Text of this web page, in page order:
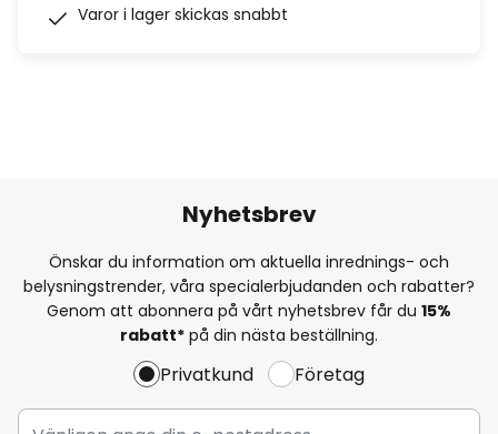
Varor i lager skickas snabbt
Nyhetsbrev
Önskar du information om aktuella inrednings- och
belysningstrender, våra specialerbjudanden och rabatter?
Genom att abonnera på vårt nyhetsbrev får du 15%
rabatt* på din nästa beställning.
Privatkund Företag